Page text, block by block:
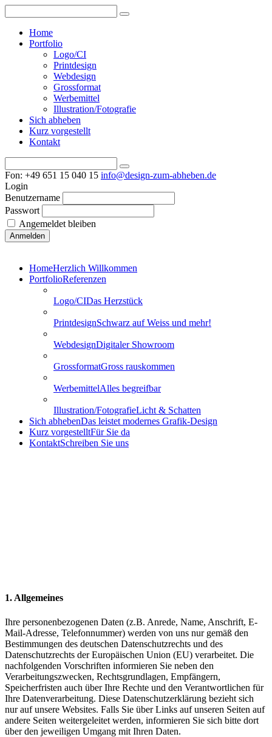
Home
Portfolio
Logo/CI
Printdesign
Webdesign
Grossformat
Werbemittel
Illustration/Fotografie
Sich abheben
Kurz vorgestellt
Kontakt
Fon: +49 651 15 040 15 info@design-zum-abheben.de
Login
Benutzername
Passwort
Angemeldet bleiben
HomeHerzlich Willkommen
PortfolioReferenzen
Logo/CIDas Herzstück
PrintdesignSchwarz auf Weiss und mehr!
WebdesignDigitaler Showroom
GrossformatGross rauskommen
WerbemittelAlles begreifbar
Illustration/FotografieLicht & Schatten
Sich abhebenDas leistet modernes Grafik-Design
Kurz vorgestelltFür Sie da
KontaktSchreiben Sie uns
1. Allgemeines
Ihre personenbezogenen Daten (z.B. Anrede, Name, Anschrift, E-
Mail-Adresse, Telefonnummer) werden von uns nur gemäß den
Bestimmungen des deutschen Datenschutzrechts und des
Datenschutzrechts der Europäischen Union (EU) verarbeitet. Die
nachfolgenden Vorschriften informieren Sie neben den
Verarbeitungszwecken, Rechtsgrundlagen, Empfängern,
Speicherfristen auch über Ihre Rechte und den Verantwortlichen für
Ihre Datenverarbeitung. Diese Datenschutzerklärung bezieht sich
nur auf unsere Websites. Falls Sie über Links auf unseren Seiten auf
andere Seiten weitergeleitet werden, informieren Sie sich bitte dort
über den jeweiligen Umgang mit Ihren Daten.